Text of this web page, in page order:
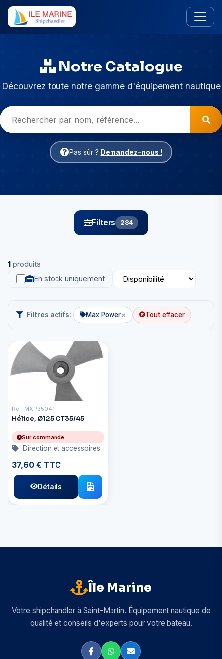
Notre Catalogue
Découvrez toute notre gamme d'équipement nautique
Pas sûr ? Demandez-nous !
Filters 284
1 produits
En stock uniquement
Filtres actifs: Max Power× Tout effacer
Réf: MXP35041
Hélice, Ø125 CT35/45
Sur commande
Direction et accessoires
37,60 € TTC
Détails
Île Marine
Votre shipchandler à Saint-Martin. Équipement nautique de
qualité et conseils d'experts pour votre bateau.